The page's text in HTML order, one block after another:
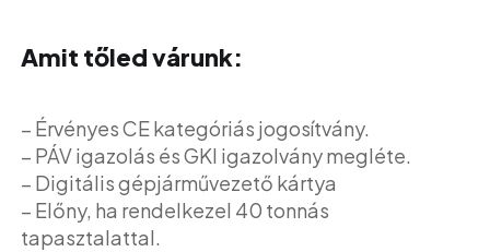
Amit tőled várunk:
– Érvényes CE kategóriás jogosítvány.
– PÁV igazolás és GKI igazolvány megléte.
– Digitális gépjárművezető kártya
– Előny, ha rendelkezel 40 tonnás
tapasztalattal.